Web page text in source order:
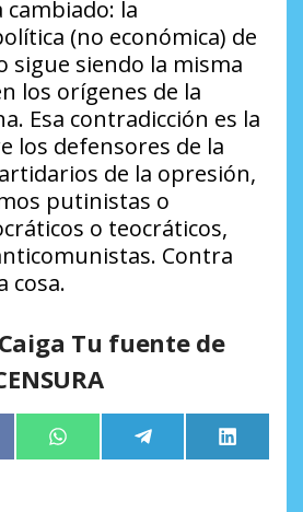
cambiado: la
(no económica) de
sigue siendo la misma
los orígenes de la
Esa contradicción es la
los defensores de la
de la opresión,
putinistas o
o teocráticos,
Contra
cosa.
Tu fuente de
Compartir
en
WhatsApp Compartir
en
Telegram
en
LinkedIn